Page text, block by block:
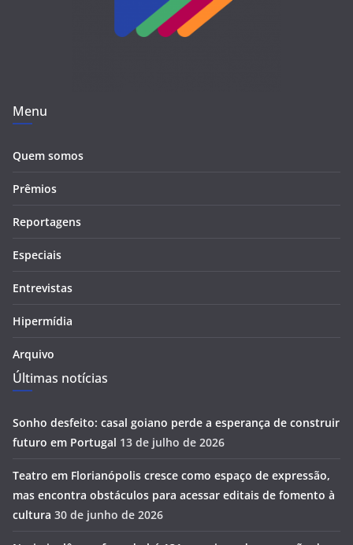
Menu
Quem somos
Prêmios
Reportagens
Especiais
Entrevistas
Hipermídia
Arquivo
Últimas notícias
Sonho desfeito: casal goiano perde a esperança de construir
futuro em Portugal 13 de julho de 2026
Teatro em Florianópolis cresce como espaço de expressão,
mas encontra obstáculos para acessar editais de fomento à
cultura 30 de junho de 2026